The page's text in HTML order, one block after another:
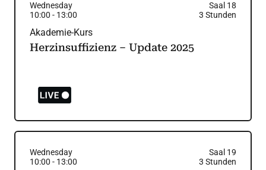
Wednesday
Saal 18
10:00 - 13:00 3 Stunden
Akademie-Kurs
Herzinsuffizienz – Update 2025
Wednesday
Saal 19
10:00 - 13:00 3 Stunden